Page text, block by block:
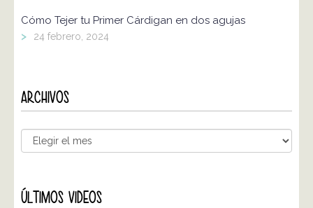
Cómo Tejer tu Primer Cárdigan en dos agujas
> 24 febrero, 2024
ARCHIVOS
ÚLTIMOS VIDEOS